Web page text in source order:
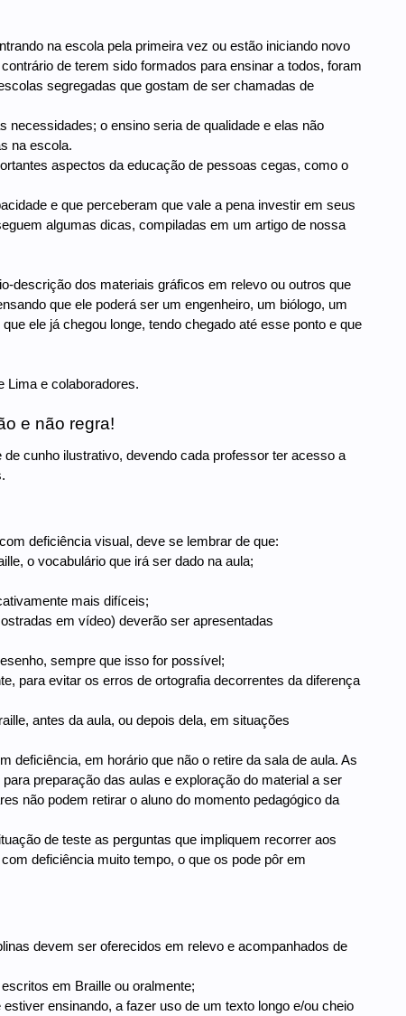
na escola pela primeira vez ou estão iniciando novo
de terem sido formados para ensinar a todos, foram
segregadas que gostam de ser chamadas de
o ensino seria de qualidade e elas não
na escola.
aspectos da educação de pessoas cegas, como o
e que perceberam que vale a pena investir em seus
algumas dicas, compiladas em um artigo de nossa
descrição dos materiais gráficos em relevo ou outros que
que ele poderá ser um engenheiro, um biólogo, um
ele já chegou longe, tendo chegado até esse ponto e que
Lima e colaboradores.
e não regra!
cunho ilustrativo, devendo cada professor ter acesso a
deficiência visual, deve se lembrar de que:
o vocabulário que irá ser dado na aula;
mais difíceis;
em vídeo) deverão ser apresentadas
sempre que isso for possível;
para evitar os erros de ortografia decorrentes da diferença
antes da aula, ou depois dela, em situações
deficiência, em horário que não o retire da sala de aula. As
preparação das aulas e exploração do material a ser
não podem retirar o aluno do momento pedagógico da
de teste as perguntas que impliquem recorrer aos
deficiência muito tempo, o que os pode pôr em
devem ser oferecidos em relevo e acompanhados de
em Braille ou oralmente;
ensinando, a fazer uso de um texto longo e/ou cheio